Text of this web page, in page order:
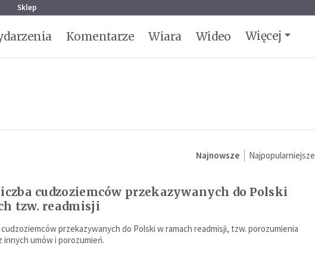
Sklep
Komentarze Wiara Wideo Więcej
Najnowsze Najpopularniejsze
cudzoziemców przekazywanych do Polski
tzw. readmisji
cudzoziemców przekazywanych do Polski w ramach readmisji, tzw. porozumienia
innych umów i porozumień.